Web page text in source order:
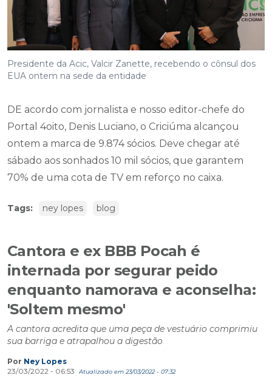
Presidente da Acic, Valcir Zanette, recebendo o cônsul dos
EUA ontem na sede da entidade
DE acordo com jornalista e nosso editor-chefe do
ontem a marca de 9.874 sócios. Deve chegar até
sábado aos sonhados 10 mil sócios, que garantem
70% de uma cota de TV em reforço no caixa.
Tags: blog
Cantora e ex BBB Pocah é
enquanto namorava e aconselha:
'Soltem mesmo'
A cantora acredita que uma peça de vestuário comprimiu
sua barriga e atrapalhou a digestão
PorNey Lopes
23/03/2022 - 06:53
Atualizado em 23/03/2022 - 07:32